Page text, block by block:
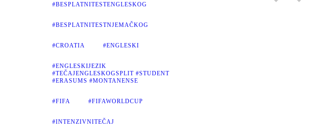
#BESPLATNITESTENGLESKOG
#BESPLATNITESTNJEMAČKOG
#CROATIA #ENGLESKI
#ENGLESKIJEZIK
#TEČAJENGLESKOGSPLIT #STUDENT
#ERASUMS #MONTANENSE
#FIFA #FIFAWORLDCUP
#INTENZIVNITEČAJ